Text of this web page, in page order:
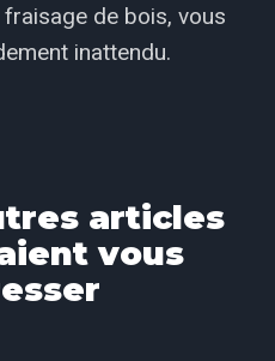
fraisage de bois, vous
inattendu.
articles
vous